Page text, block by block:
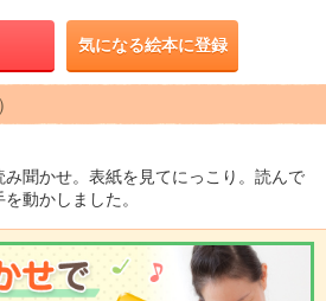
気になる絵本に登録
聞かせ。表紙を見てにっこり。読んで
動かしました。